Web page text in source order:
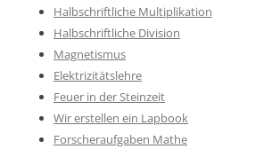
Halbschriftliche Multiplikation
Halbschriftliche Division
Magnetismus
Elektrizitätslehre
Feuer in der Steinzeit
Wir erstellen ein Lapbook
Forscheraufgaben Mathe